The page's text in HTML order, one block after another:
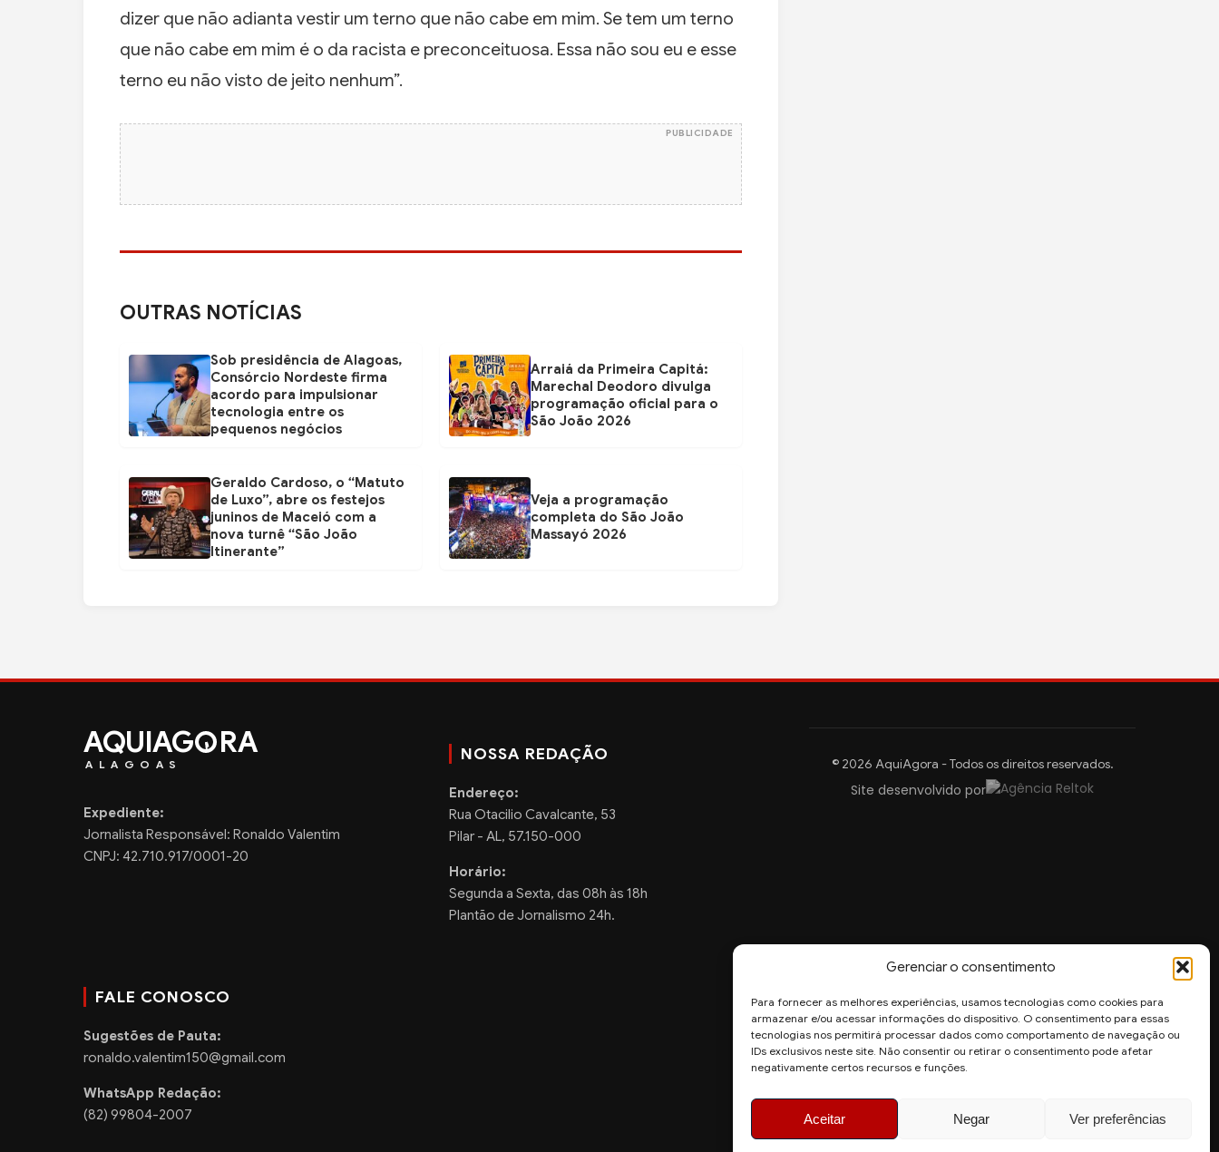
Gerenciar o consentimento
Para fornecer as melhores experiências, usamos tecnologias como cookies para
armazenar e/ou acessar informações do dispositivo. O consentimento para essas
tecnologias nos permitirá processar dados como comportamento de navegação ou
IDs exclusivos neste site. Não consentir ou retirar o consentimento pode afetar
negativamente certos recursos e funções.
Aceitar Negar Ver preferências
dizer que não adianta vestir um terno que não cabe em mim. Se tem um terno
que não cabe em mim é o da racista e preconceituosa. Essa não sou eu e esse
terno eu não visto de jeito nenhum”.
PUBLICIDADE
OUTRAS NOTÍCIAS
Sob presidência de Alagoas,
Consórcio Nordeste firma
acordo para impulsionar
tecnologia entre os
pequenos negócios
Arraiá da Primeira Capitá:
Marechal Deodoro divulga
programação oficial para o
São João 2026
Geraldo Cardoso, o “Matuto
de Luxo”, abre os festejos
juninos de Maceió com a
nova turnê “São João
Itinerante”
Veja a programação
completa do São João
Massayó 2026
AQUIAG RA
ALAGOAS
Expediente:
Jornalista Responsável: Ronaldo Valentim
CNPJ: 42.710.917/0001-20
NOSSA REDAÇÃO
Endereço:
Rua Otacilio Cavalcante, 53
Pilar - AL, 57.150-000
Horário:
Segunda a Sexta, das 08h às 18h
Plantão de Jornalismo 24h.
FALE CONOSCO
Sugestões de Pauta:
ronaldo.valentim150@gmail.com
WhatsApp Redação:
(82) 99804-2007
© 2026 AquiAgora - Todos os direitos reservados.
Site desenvolvido por